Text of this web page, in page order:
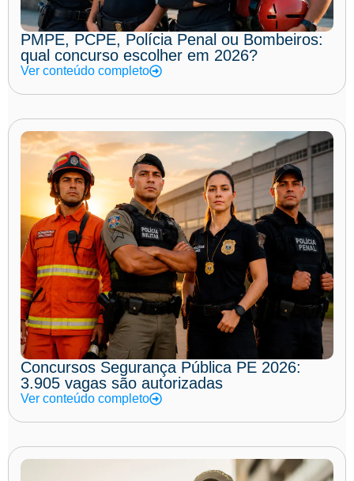
PMPE, PCPE, Polícia Penal ou Bombeiros:
qual concurso escolher em 2026?
Ver conteúdo completo
Concursos Segurança Pública PE 2026:
3.905 vagas são autorizadas
Ver conteúdo completo